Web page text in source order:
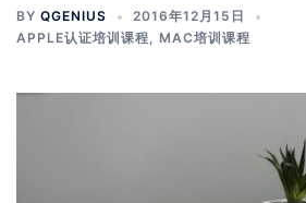
BY QGENIUS
2016年12月15日
APPLE认证培训课程, MAC培训课程